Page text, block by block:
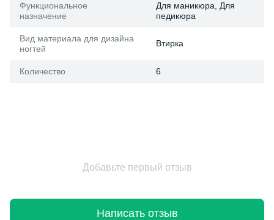
Функциональное
назначение
Для маникюра, Для
педикюра
Вид материала для дизайна
ногтей
Втирка
Количество 6
Добавьте первый отзыв
Написать отзыв